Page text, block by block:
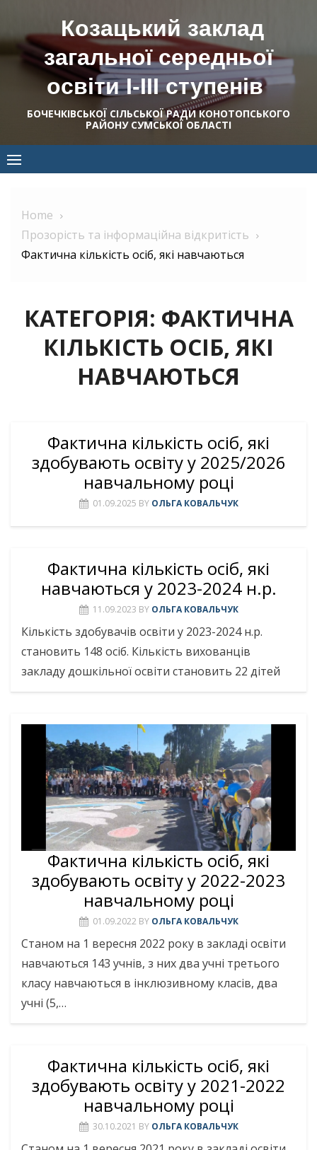
content
Козацький заклад
загальної середньої
освіти І-ІІІ ступенів
БОЧЕЧКІВСЬКОЇ СІЛЬСЬКОЇ РАДИ КОНОТОПСЬКОГО
РАЙОНУ СУМСЬКОЇ ОБЛАСТІ
Home
Прозорість та інформаційна відкритість
Фактична кількість осіб, які навчаються
КАТЕГОРІЯ: ФАКТИЧНА
КІЛЬКІСТЬ ОСІБ, ЯКІ
НАВЧАЮТЬСЯ
Фактична кількість осіб, які
здобувають освіту у 2025/2026
навчальному році
01.09.2025 BY ОЛЬГА КОВАЛЬЧУК
Фактична кількість осіб, які
навчаються у 2023-2024 н.р.
11.09.2023 BY ОЛЬГА КОВАЛЬЧУК
Кількість здобувачів освіти у 2023-2024 н.р.
становить 148 осіб. Кількість вихованців
закладу дошкільної освіти становить 22 дітей
Фактична кількість осіб, які
здобувають освіту у 2022-2023
навчальному році
01.09.2022 BY ОЛЬГА КОВАЛЬЧУК
Станом на 1 вересня 2022 року в закладі освіти
навчаються 143 учнів, з них два учні третього
класу навчаються в інклюзивному класів, два
учні (5,…
Фактична кількість осіб, які
здобувають освіту у 2021-2022
навчальному році
30.10.2021 BY ОЛЬГА КОВАЛЬЧУК